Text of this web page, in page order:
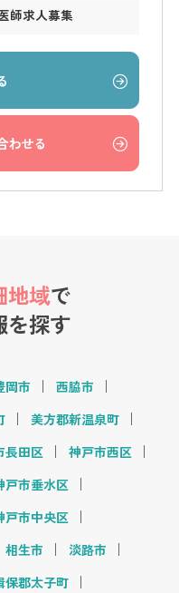
師求人募集
わせる
地域で
を探す
岡市
西脇市
美方郡新温泉町
長田区
神戸市西区
戸市垂水区
戸市中央区
相生市
淡路市
保郡太子町